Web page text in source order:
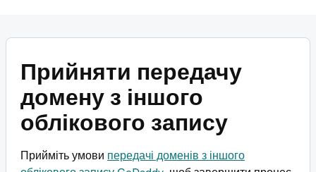
Прийняти передачу
домену з іншого
облікового запису
Прийміть умови передачі доменів з іншого